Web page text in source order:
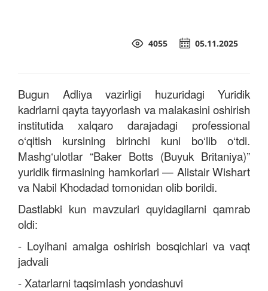
05.11.2025
4055
Bugun Adliya vazirligi huzuridagi Yuridik
kadrlarni qayta tayyorlash va malakasini oshirish
institutida xalqaro darajadagi professional
o‘qitish kursining birinchi kuni bo‘lib o‘tdi.
Mashg‘ulotlar “Baker Botts (Buyuk Britaniya)”
yuridik firmasining hamkorlari — Alistair Wishart
va Nabil Khodadad tomonidan olib borildi.
Dastlabki kun mavzulari quyidagilarni qamrab
oldi:
- Loyihani amalga oshirish bosqichlari va vaqt
jadvali
- Xatarlarni taqsimlash yondashuvi